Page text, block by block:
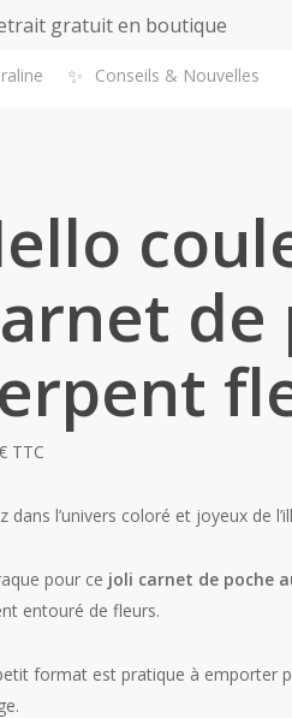
gratuit en boutique
✨ Conseils & Nouvelles
de
TTC
dans l’univers coloré et joyeux de
pour ce joli carnet de poche
entouré de fleurs.
format est pratique à emporter